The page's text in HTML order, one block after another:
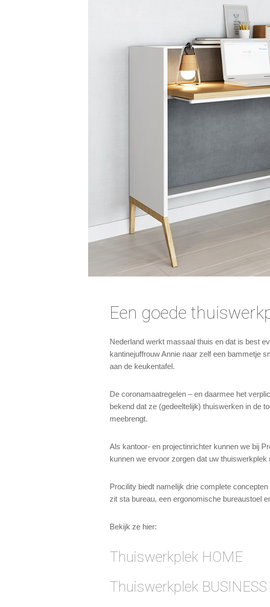
Een goede
Nederland werkt massaal thuis en dat is best
kantinejuffrouw Annie naar zelf een bammetje
aan de keukentafel.
De coronamaatregelen – en daarmee het
bekend dat ze (gedeeltelijk) thuiswerken in de
meebrengt.
Als kantoor- en projectinrichter kunnen we bij
kunnen we ervoor zorgen dat uw
Procility biedt namelijk drie complete
zit sta bureau, een ergonomische bureaustoel
Bekijk ze hier:
Thuiswerkplek HOME
Thuiswerkplek BUSINESS